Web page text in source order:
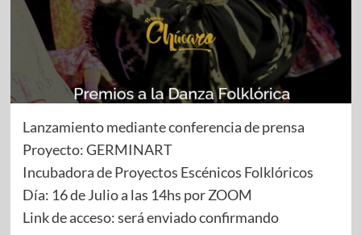
Lanzamiento mediante conferencia de prensa
Proyecto: GERMINART
Incubadora de Proyectos Escénicos Folklóricos
Día: 16 de Julio a las 14hs por ZOOM
Link de acceso: será enviado confirmando